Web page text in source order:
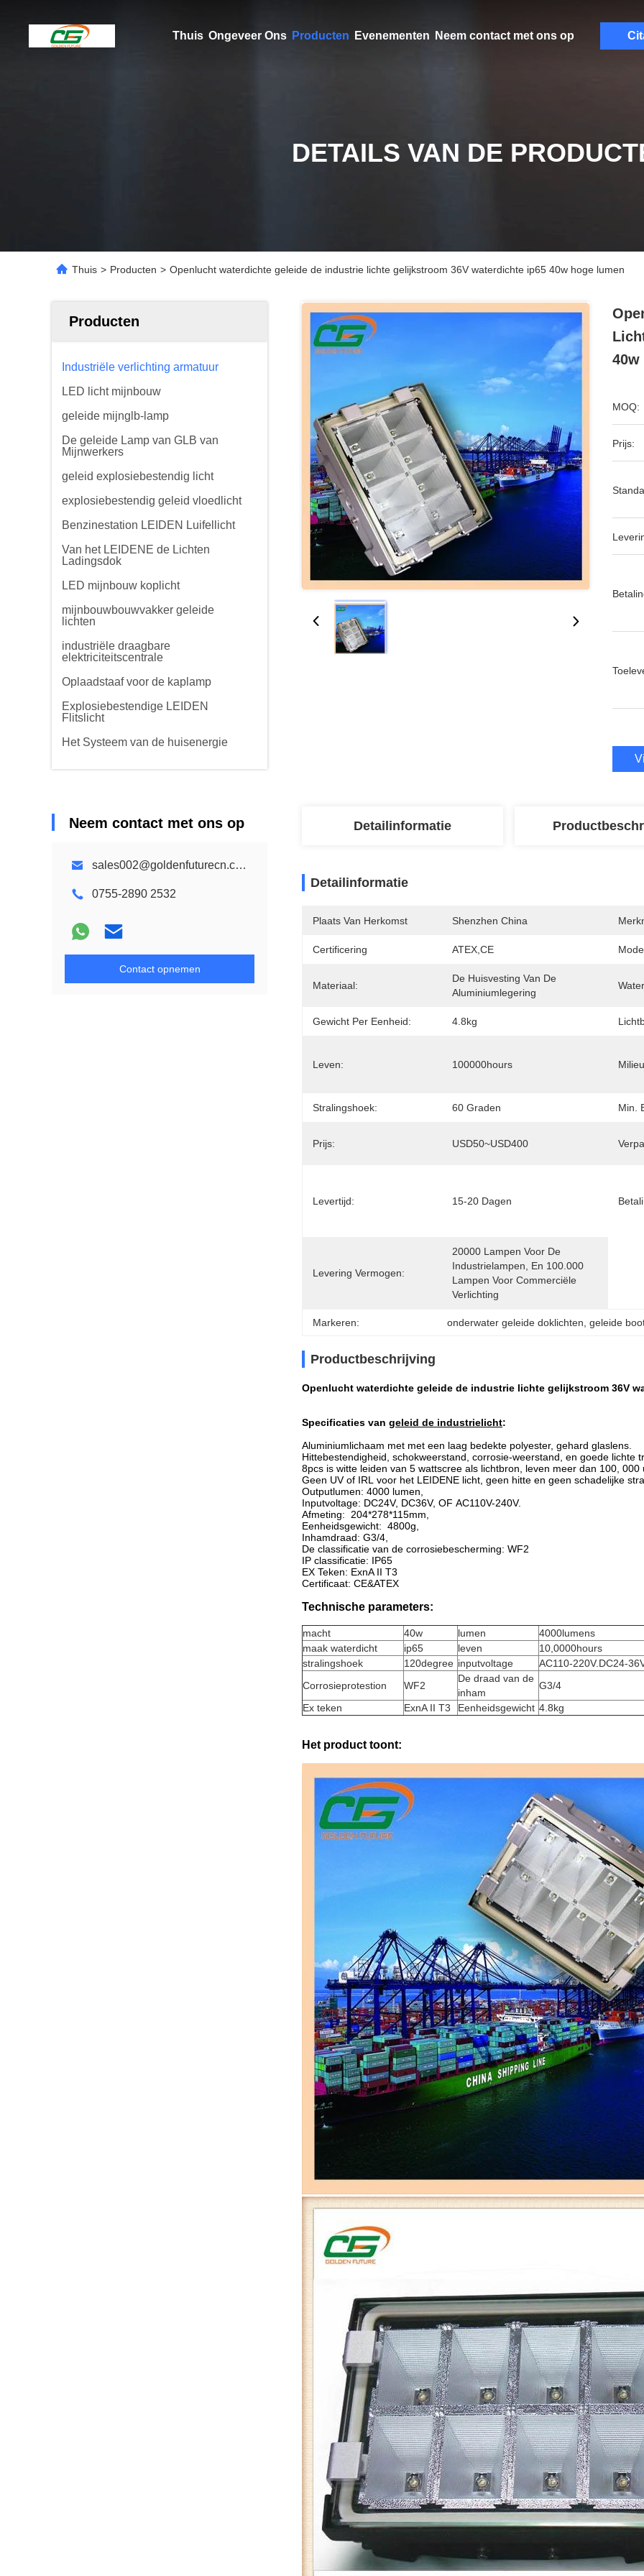
Thuis Ongeveer Ons Producten Evenementen Neem contact met ons op
DETAILS VAN DE
Thuis > Producten > Openlucht waterdichte geleide de industrie lichte gelijkstroom 36V waterdichte ip65 40w hoge lumen
Producten
Industriële verlichting armatuur
LED licht mijnbouw
geleide mijnglb-lamp
De geleide Lamp van GLB van
Mijnwerkers
geleid explosiebestendig licht
explosiebestendig geleid vloedlicht
Benzinestation LEIDEN Luifellicht
Van het LEIDENE de Lichten
Ladingsdok
LED mijnbouw koplicht
mijnbouwbouwvakker geleide
lichten
industriële draagbare
elektriciteitscentrale
Oplaadstaaf voor de kaplamp
Explosiebestendige LEIDEN
Flitslicht
Het Systeem van de huisenergie
Neem contact met ons op
sales002@goldenfuturecn.com
0755-2890 2532
Contact opnemen
40w
MOQ:
Prijs:
Detailinformatie
Detailinformatie
Plaats Van Herkomst Shenzhen China
Certificering ATEX,CE
Materiaal:
De Huisvesting Van De
Aluminiumlegering
Gewicht Per Eenheid: 4.8kg
Leven: 100000hours
Stralingshoek: 60 Graden Min.
Prijs: USD50~USD400
Levertijd: 15-20 Dagen
Levering Vermogen:
20000 Lampen Voor De
Industrielampen, En 100.000
Lampen Voor Commerciële
Verlichting
Markeren: onderwater geleide doklichten , geleide
Productbeschrijving
Openlucht waterdichte geleide de industrie lichte gelijkstroom 36V
Specificaties van geleid de industrielicht:
Aluminiumlichaam met met een laag bedekte polyester, gehard glaslens.
Hittebestendigheid, schokweerstand, corrosie-weerstand, en goede lichte
8pcs is witte leiden van 5 wattscree als lichtbron, leven meer dan 100,
Geen UV of IRL voor het LEIDENE licht, geen hitte en geen schadelijke
Outputlumen: 4000 lumen,
Inputvoltage: DC24V, DC36V, OF AC110V-240V.
Afmeting: 204*278*115mm,
Eenheidsgewicht: 4800g,
Inhamdraad: G3/4,
De classificatie van de corrosiebescherming: WF2
IP classificatie: IP65
EX Teken: ExnA II T3
Certificaat: CE&ATEX
Technische parameters:
macht 40w lumen
4000lumens
maak waterdicht
ip65 leven
10,0000hours
stralingshoek
120degree inputvoltage
AC110-220V.DC24-
Corrosieprotestion
WF2
De draad van de
inham
G3/4
Ex teken
ExnA II T3 Eenheidsgewicht 4.8kg
Het product toont: